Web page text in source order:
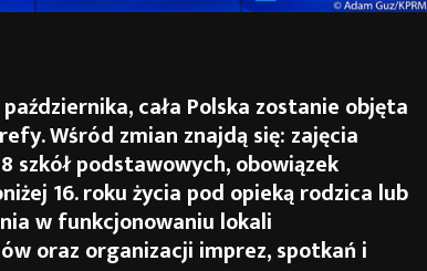
cała Polska zostanie objęta
Wśród zmian znajdą się: zajęcia
szkół podstawowych, obowiązek
16. roku życia pod opieką rodzica lub
w funkcjonowaniu lokali
oraz organizacji imprez, spotkań i